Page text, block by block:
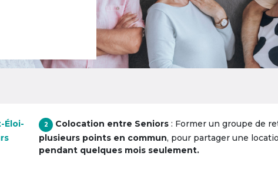
Éloi-
2 Colocation entre Seniors : Former un groupe de
plusieurs points en commun, pour partager une
pendant quelques mois seulement.